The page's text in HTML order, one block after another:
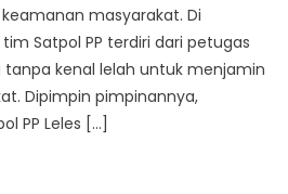
masyarakat. Di
Satpol PP terdiri dari petugas
tanpa kenal lelah untuk menjamin
Dipimpin pimpinannya,
PP Leles […]